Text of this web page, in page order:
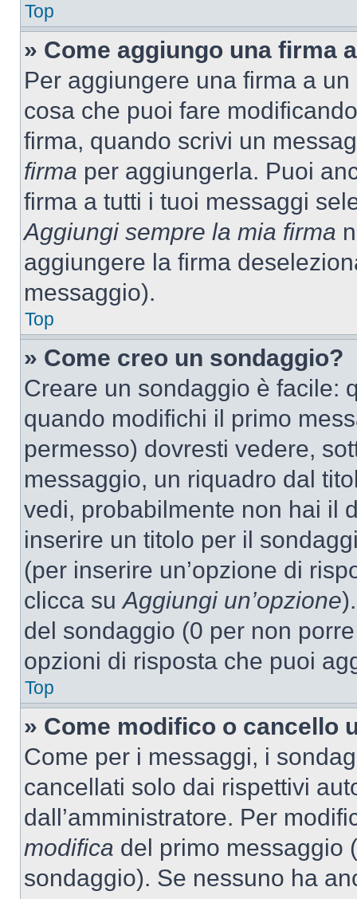
Top
» Come aggiungo una firma
Per aggiungere una firma a
cosa che puoi fare
firma, quando scrivi un
firma per aggiungerla. Puoi
firma a tutti i tuoi messaggi
Aggiungi sempre la mia firma
aggiungere la firma
messaggio).
Top
» Come creo un sondaggio?
Creare un sondaggio è facile:
quando modifichi il primo
permesso) dovresti vedere,
messaggio, un riquadro dal
vedi, probabilmente non hai il
inserire un titolo per il
(per inserire un’opzione di
clicca suAggiungi un’opzione
del sondaggio (0 per non
opzioni di risposta che puoi
Top
» Come modifico o cancello
Come per i messaggi, i
cancellati solo dai rispettivi
dall’amministratore. Per
modifica del primo messaggio
sondaggio). Se nessuno ha